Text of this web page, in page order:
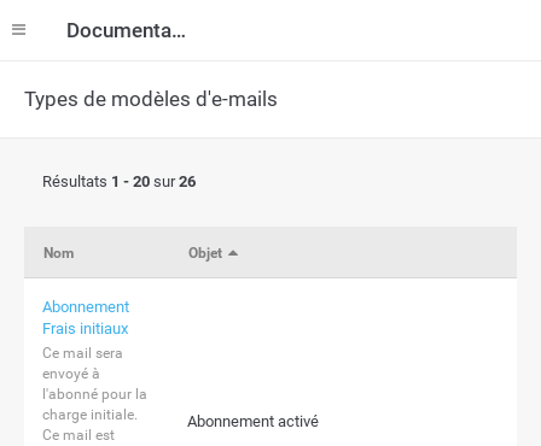
Documentation
Types de modèles d'e-mails
Résultats 1 - 20 sur26
Abonnement
Frais initiaux
Ce mail sera
envoyé à
l'abonné pour la
charge initiale.
Ce mail est
Abonnement activé
Nom Objet